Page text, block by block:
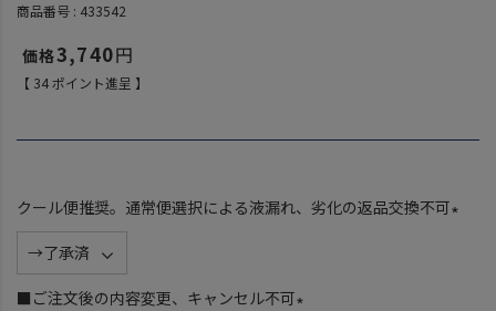
商品番号 433542
3,740
【 34ポイント進呈 】
クール便推奨。通常便選択による液漏れ、劣化の返品交換不可
■ご注文後の内容変更、キャンセル不可